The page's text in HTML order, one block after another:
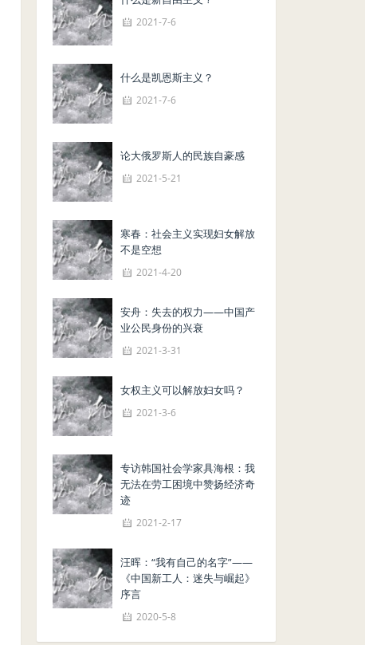
2021-7-6
什么是凯恩斯主义？
2021-7-6
论大俄罗斯人的民族自豪感
2021-5-21
寒春：社会主义实现妇女解放
不是空想
2021-4-20
安舟：失去的权力——中国产
业公民身份的兴衰
2021-3-31
女权主义可以解放妇女吗？
2021-3-6
专访韩国社会学家具海根：我
无法在劳工困境中赞扬经济奇
迹
2021-2-17
汪晖：“我有自己的名字”——
《中国新工人：迷失与崛起》
序言
2020-5-8